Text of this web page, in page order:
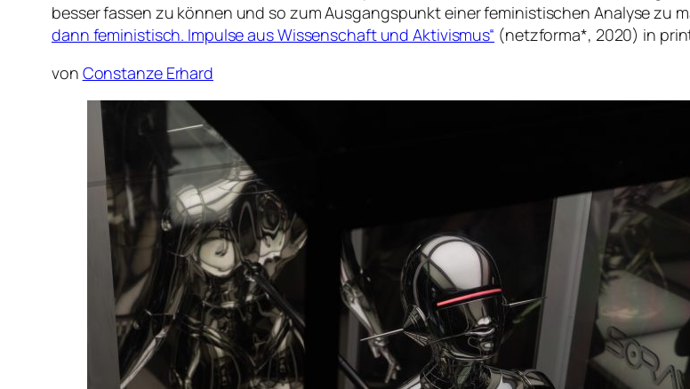
besser fassen zu können und so zum Ausgangspunkt einer feministischen Analyse zu
dann feministisch. Impulse aus Wissenschaft und Aktivismus“ (netzforma*, 2020) in
von Constanze Erhard